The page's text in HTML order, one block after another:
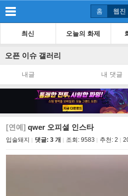
홈 웹진
최신 오늘의 화제
오픈 이슈 갤러리
내글 내 댓글
[연예] qwer 오피셜 인스타
입술돼지 댓글: 3 개 조회: 9583 추천: 2